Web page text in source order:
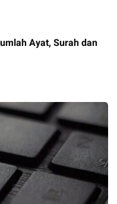
Ayat, Surah dan